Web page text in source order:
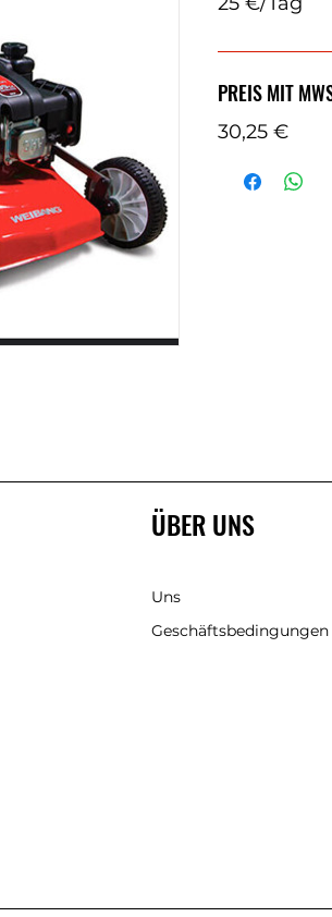
PREIS MIT
30,25 €
ÜBER UNS
Uns
Geschäftsbedingungen